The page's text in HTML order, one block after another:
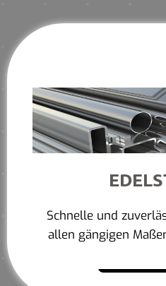
Schnelle und
allen gängigen